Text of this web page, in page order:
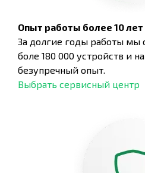
Опыт работы более 10 лет
За долгие годы работы мы
боле 180 000 устройств и
безупречный опыт.
Выбрать сервисный центр